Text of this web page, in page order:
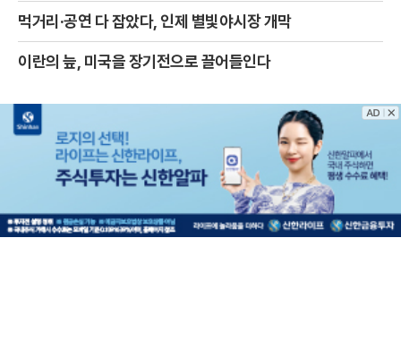
먹거리·공연 다 잡았다, 인제 별빛야시장 개막
이란의 늪, 미국을 장기전으로 끌어들인다